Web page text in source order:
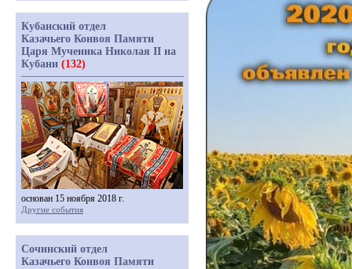
Кубанский отдел
Казачьего Конвоя Памяти
Царя Мученика Николая II на
Кубани (132)
основан 15 ноября 2018 г.
Другие события
Сочинский отдел
Казачьего Конвоя Памяти